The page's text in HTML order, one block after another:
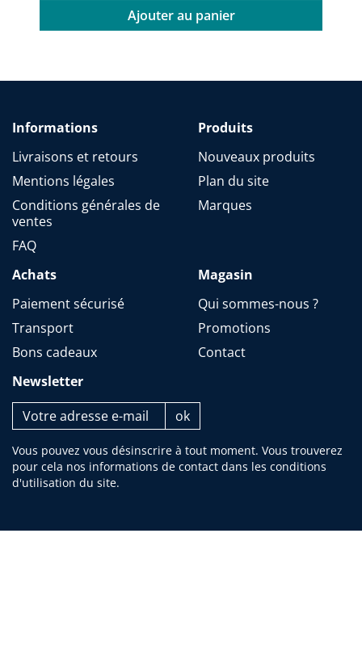
Ajouter au panier
Informations
Livraisons et retours
Mentions légales
Conditions générales de
ventes
FAQ
Produits
Nouveaux produits
Plan du site
Marques
Achats
Paiement sécurisé
Transport
Bons cadeaux
Magasin
Qui sommes-nous ?
Promotions
Contact
Newsletter
Vous pouvez vous désinscrire à tout moment. Vous trouverez
pour cela nos informations de contact dans les conditions
d'utilisation du site.